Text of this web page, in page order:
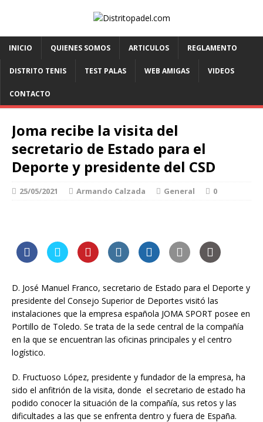
INICIO QUIENES SOMOS ARTICULOS REGLAMENTO
DISTRITO TENIS TEST PALAS WEB AMIGAS VIDEOS
CONTACTO
Joma recibe la visita del
secretario de Estado para el
Deporte y presidente del CSD
25/05/2021 Armando Calzada General 0
D. José Manuel Franco, secretario de Estado para el Deporte y
presidente del Consejo Superior de Deportes visitó las
instalaciones que la empresa española JOMA SPORT posee en
Portillo de Toledo. Se trata de la sede central de la compañía
en la que se encuentran las oficinas principales y el centro
logístico.
D. Fructuoso López, presidente y fundador de la empresa, ha
sido el anfitrión de la visita, donde el secretario de estado ha
podido conocer la situación de la compañía, sus retos y las
dificultades a las que se enfrenta dentro y fuera de España.